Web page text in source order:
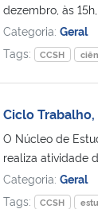
dezembro, às
Categoria: Geral
Tags:
CCSH
Ciclo
O Núcleo de
realiza atividade
Categoria: Geral
Tags:
CCSH